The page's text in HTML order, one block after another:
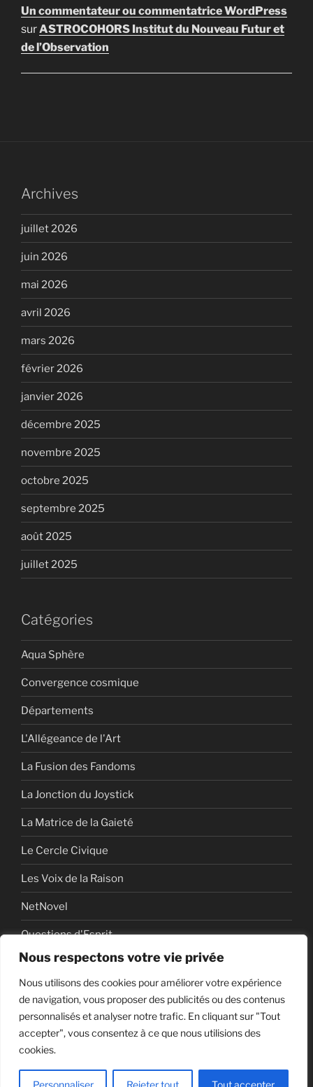
Nous respectons votre vie privée
Nous utilisons des cookies pour améliorer votre expérience
de navigation, vous proposer des publicités ou des contenus
personnalisés et analyser notre trafic. En cliquant sur "Tout
accepter", vous consentez à ce que nous utilisions des
cookies.
Personnaliser Rejeter tout Tout accepter
Un commentateur ou commentatrice WordPress
surASTROCOHORS Institut du Nouveau Futur et
de l’Observation
Archives
juillet 2026
juin 2026
mai 2026
avril 2026
mars 2026
février 2026
janvier 2026
décembre 2025
novembre 2025
octobre 2025
septembre 2025
août 2025
juillet 2025
Catégories
Aqua Sphère
Convergence cosmique
Départements
L'Allégeance de l'Art
La Fusion des Fandoms
La Jonction du Joystick
La Matrice de la Gaieté
Le Cercle Civique
Les Voix de la Raison
NetNovel
Questions d'Esprit
Série
Série vidéo
WordPress